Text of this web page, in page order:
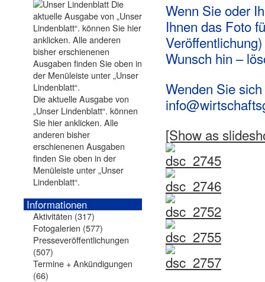
Wenn Sie oder
Ihnen das Foto
Wunsch hin –
Wenden Sie
[Show as
Die aktuelle Ausgabe von
„Unser Lindenblatt“. können
Sie hier anklicken. Alle
anderen bisher
erschienenen Ausgaben
finden Sie oben in der
Menüleiste unter „Unser
Lindenblatt“.
Informationen
Aktivitäten (317)
Fotogalerien (577)
Presseveröffentlichungen
(507)
Termine + Ankündigungen
(66)